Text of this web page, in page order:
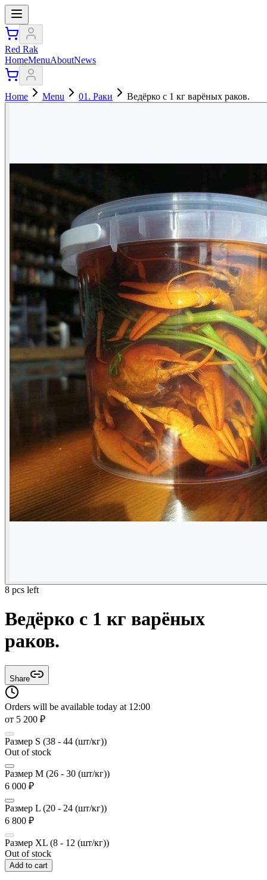
Red Rak
HomeMenuAboutNews
Home Menu 01. Раки Ведёрко с 1 кг варёных раков.
8 pcs left
Ведёрко с 1 кг варёных
раков.
Share
Orders will be available today at 12:00
от 5 200 ₽
Размер S (38 - 44 (шт/кг))
Out of stock
Размер M (26 - 30 (шт/кг))
6 000 ₽
Размер L (20 - 24 (шт/кг))
6 800 ₽
Размер XL (8 - 12 (шт/кг))
Out of stock
Add to cart